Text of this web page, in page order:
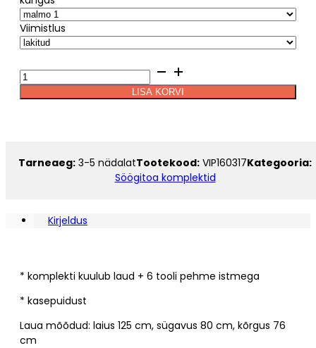
Viimistlus
Söögitoa
komplekt
SALLA
pehme
LISA KORVI
Tarneaeg: 3-5 nädalatTootekood: VIP160317Kategooria:
Söögitoa komplektid
Kirjeldus
* komplekti kuulub laud + 6 tooli pehme istmega
* kasepuidust
Laua mõõdud: laius 125 cm, sügavus 80 cm, kõrgus 76
cm